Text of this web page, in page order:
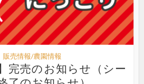
販売情報/農園情報
完売のお知らせ（シー